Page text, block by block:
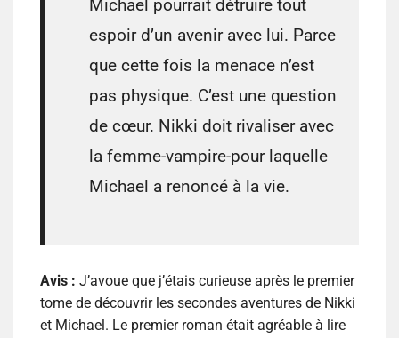
Michael pourrait détruire tout
espoir d’un avenir avec lui. Parce
que cette fois la menace n’est
pas physique. C’est une question
de cœur. Nikki doit rivaliser avec
la femme-vampire-pour laquelle
Michael a renoncé à la vie.
Avis : J’avoue que j’étais curieuse après le premier
tome de découvrir les secondes aventures de Nikki
et Michael. Le premier roman était agréable à lire